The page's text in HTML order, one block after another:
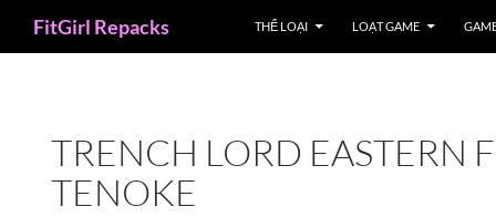
FitGirl Repacks THỂ LOẠI LOẠT GAME
TRENCH LORD EASTERN
TENOKE